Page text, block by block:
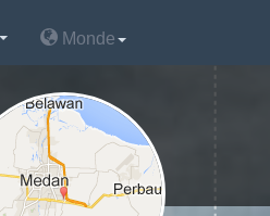
Monde
Monde